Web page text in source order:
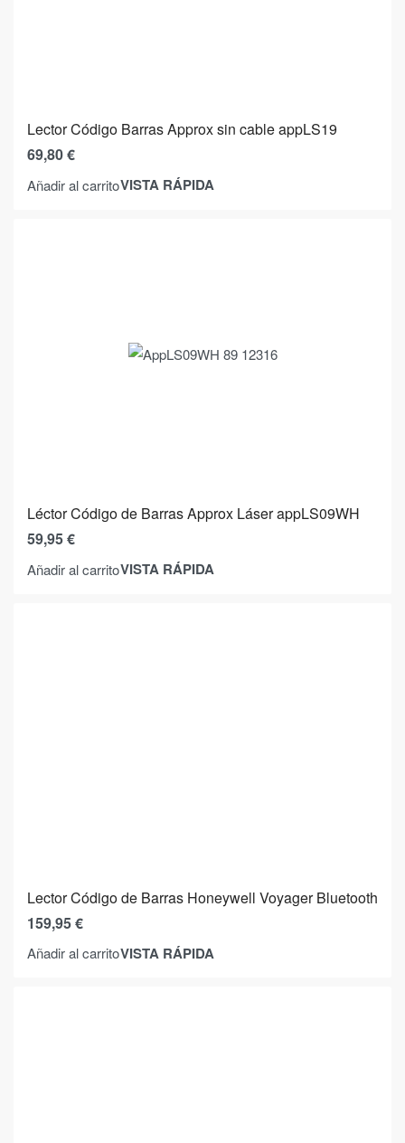
Lector Código Barras Approx sin cable appLS19
69,80€
Añadir al carritoVISTA RÁPIDA
Léctor Código de Barras Approx Láser appLS09WH
59,95€
Añadir al carritoVISTA RÁPIDA
Lector Código de Barras Honeywell Voyager Bluetooth
159,95€
Añadir al carritoVISTA RÁPIDA